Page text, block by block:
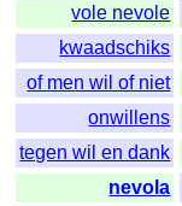
vole nevole
kwaadschiks
of men wil of niet
onwillens
tegen wil en dank
nevola